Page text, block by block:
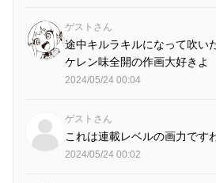
ゲストさん
途中キルラキルになって吹い
ケレン味全開の作画大好きよ
2024/05/24 00:04
ゲストさん
これは連載レベルの画力です
2024/05/24 00:02